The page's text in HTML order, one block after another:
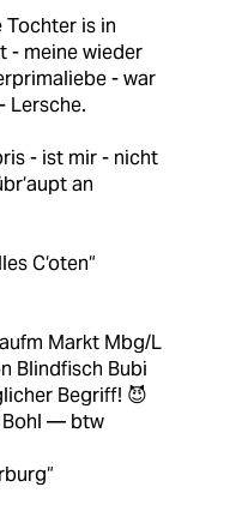
Tochter is in
- meine wieder
- war
Lersche.
- ist mir - nicht
an
C‘oten“
Markt Mbg/L
Blindfisch Bubi
Begriff! 😈
— btw